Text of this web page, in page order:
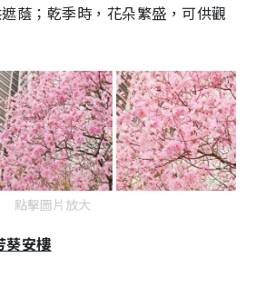
g
T
i
m
e
蔭；乾季時，花朵繁盛，可供觀
點擊圖片放大
葵安樓